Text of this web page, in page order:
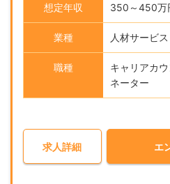
想定年収 350～450万
業種 人材サービス
職種
キャリアカ
ネーター
求人詳細 エ